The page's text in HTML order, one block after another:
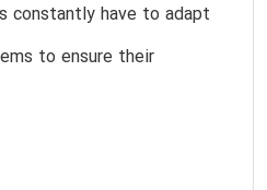
constantly have to adapt
to ensure their